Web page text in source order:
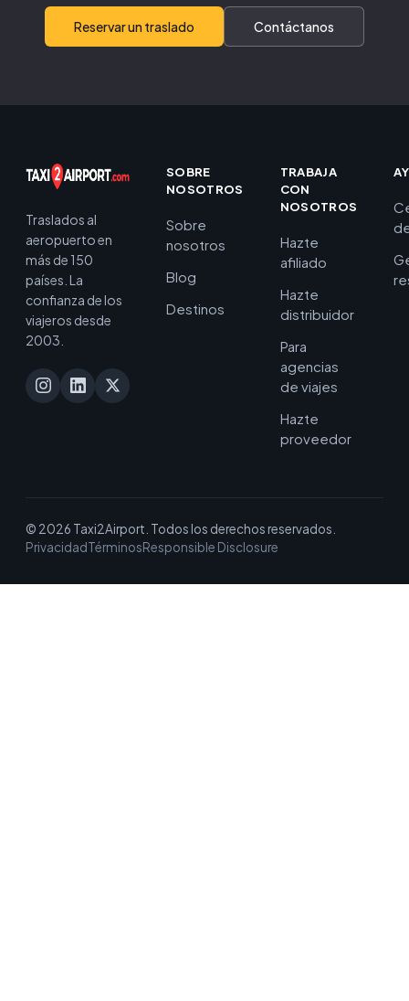
Reservar un traslado Contáctanos
Traslados al
aeropuerto en
más de 150
países. La
confianza de los
viajeros desde
2003.
SOBRE
NOSOTROS
Sobre
nosotros
Blog
Destinos
TRABAJA
CON
NOSOTROS
Hazte
afiliado
Hazte
distribuidor
Para
agencias
de viajes
Hazte
proveedor
© 2026 Taxi2Airport. Todos los derechos reservados.
PrivacidadTérminosResponsible Disclosure